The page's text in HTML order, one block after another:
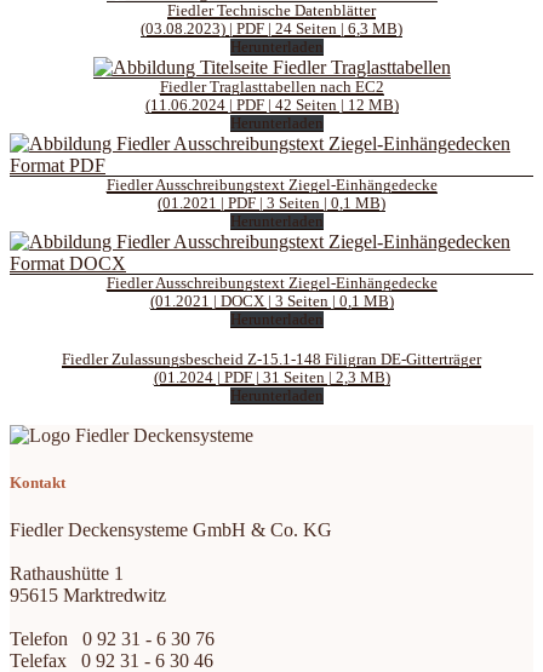
Fiedler Technische Datenblätter
(03.08.2023) | PDF | 24 Seiten | 6,3 MB)
Herunterladen
Fiedler Traglasttabellen nach EC2
(11.06.2024 | PDF | 42 Seiten | 12 MB)
Herunterladen
Fiedler Ausschreibungstext Ziegel-Einhängedecke
(01.2021 | PDF | 3 Seiten | 0,1 MB)
Herunterladen
Fiedler Ausschreibungstext Ziegel-Einhängedecke
(01.2021 | DOCX | 3 Seiten | 0,1 MB)
Herunterladen
Fiedler Zulassungsbescheid Z-15.1-148 Filigran DE-Gitterträger
(01.2024 | PDF | 31 Seiten | 2,3 MB)
Herunterladen
Kontakt
Fiedler Deckensysteme GmbH & Co. KG
Rathaushütte 1
95615 Marktredwitz
Telefon 0 92 31 - 6 30 76
Telefax 0 92 31 - 6 30 46